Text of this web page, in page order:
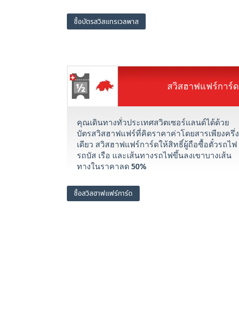
ซื้อบัตรสวิสแทรเวลพาส
สวิสฮาฟแฟร์การ์ด
คุณเดินทางทั่วประเทศสวิตเซอร์แลนด์ได้ด้วย
บัตรสวิสฮาฟแฟร์ที่คิดราคาค่าโดยสารเพียงครึ่ง
เดียว สวิสฮาฟแฟร์การ์ดให้สิทธิ์ผู้ถือซื้อตั๋วรถไฟ
รถบัส เรือ และเส้นทางรถไฟขึ้นลงเขาบางเส้น
ทางในราคาลด 50%
ซื้อสวิสฮาฟแฟร์การ์ด